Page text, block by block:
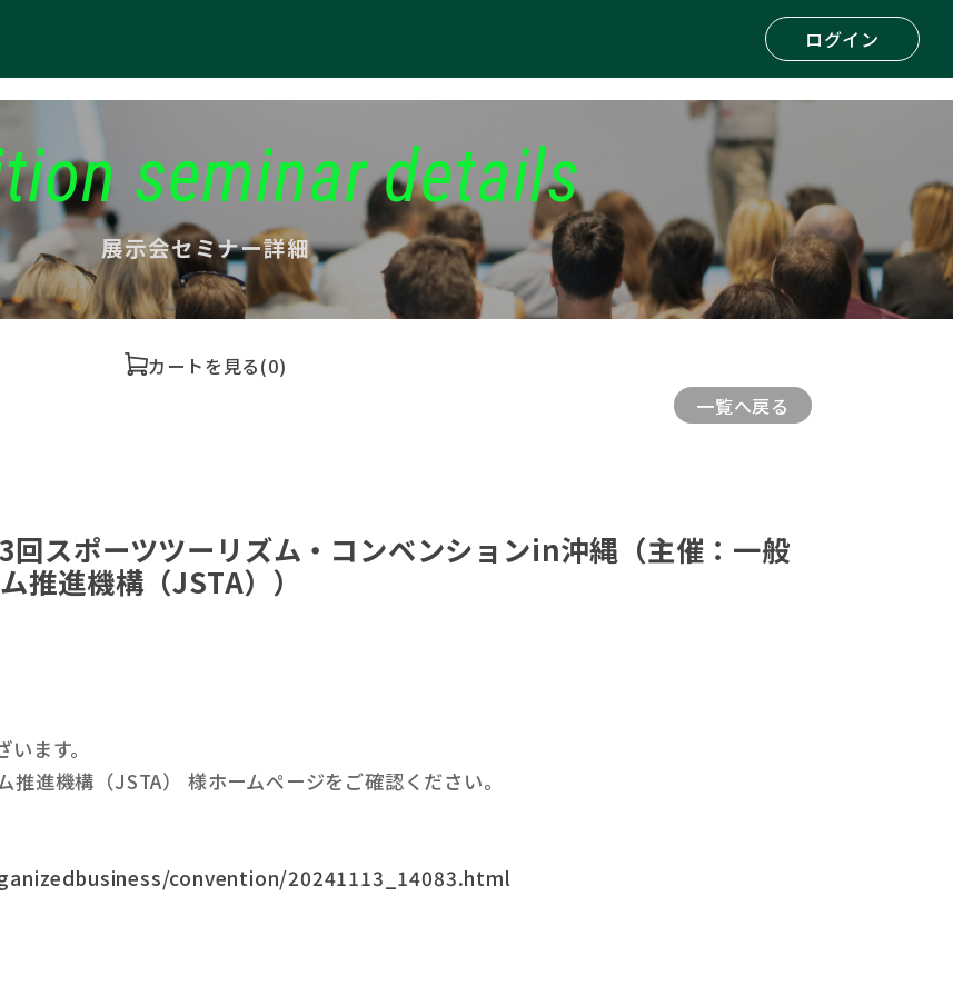
ログイン
seminar details
展示会セミナー詳細
カートを見る(0)
一覧へ戻る
回スポーツツーリズム・コンベンションin沖縄（主催：一般
推進機構（JSTA））
ます。
進機構（JSTA） 様ホームページをご確認ください。
convention/20241113_14083.html